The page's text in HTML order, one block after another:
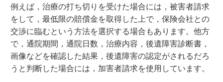
例えば，治療の打ち切りを受けた場合には，被害者請求
をして，最低限の賠償金を取得した上で，保険会社との
交渉に臨むという方法を選択する場合もあります。他方
で，通院期間，通院日数，治療内容，後遺障害診断書，
画像などを確認した結果，後遺障害の認定がされるだろ
うと判断した場合には，加害者請求を使用しています。